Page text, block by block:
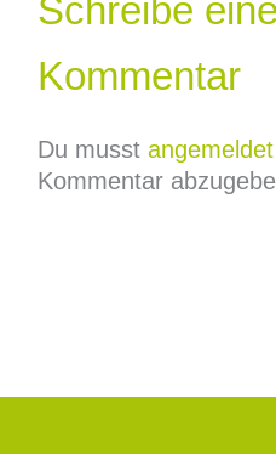
Schreibe
Kommentar
Du musst angemeldet
Kommentar